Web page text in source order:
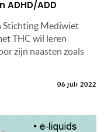
ADD
Stichting Mediwiet
THC wil leren
zijn naasten zoals
06 juli 2022